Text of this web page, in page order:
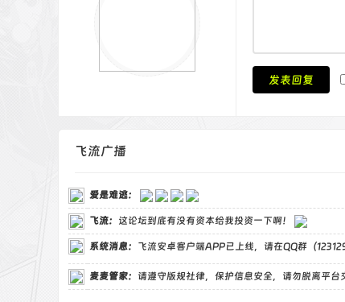
发表回复
飞流广播
爱是难逃：
飞流： 这论坛到底有没有资本给我投资一下啊！
系统消息： 飞流安卓客户端APP已上线，请在QQ群（
麦麦管家： 请遵守版规社律，保护信息安全，请勿脱离平台